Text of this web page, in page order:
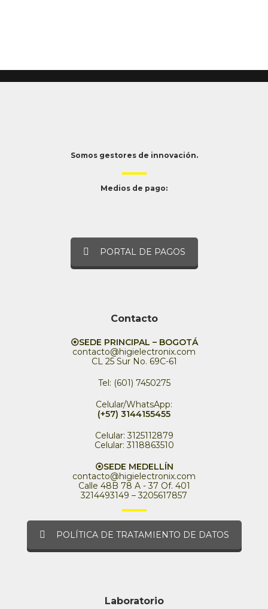
Somos gestores de innovación.
Medios de pago:
PORTAL DE PAGOS
Contacto
⦿SEDE PRINCIPAL – BOGOTÁ
contacto@higielectronix.com
CL 25 Sur No. 69C-61
Tel: (601) 7450275
Celular/WhatsApp:
(+57) 3144155455
Celular: 3125112879
Celular: 3118863510
⦿SEDE MEDELLÍN
contacto@higielectronix.com
Calle 48B 78 A - 37 Of. 401
3214493149 – 3205617857
POLÍTICA DE TRATAMIENTO DE DATOS
Laboratorio